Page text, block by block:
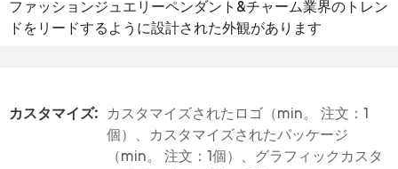
ファッションジュエリーペンダント&チャーム業界のトレン
ドをリードするように設計された外観があります
カスタマイズ:
カスタマイズされたロゴ（min。 注文：1
個）、カスタマイズされたパッケージ
（min。 注文：1個）、グラフィックカスタ